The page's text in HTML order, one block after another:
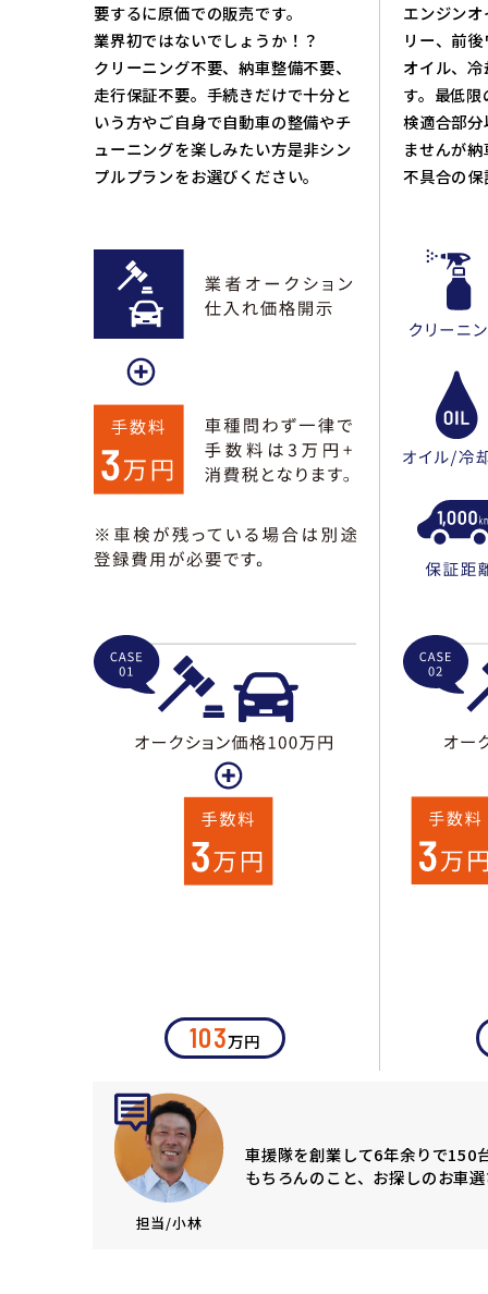
要するに原価での販売です。
業界初ではないでしょうか！？
クリーニング不要、納車整備不要、
走行保証不要。手続きだけで十分と
いう方やご自身で自動車の整備やチ
ューニングを楽しみたい方是非シン
プルプランをお選びください。
エンジン
リー、前
オイル、
す。最低
検適合部
ませんが
不具合の
103万円
担当/小林
車援隊を創業して6年余りで150
もちろんのこと、お探しのお車